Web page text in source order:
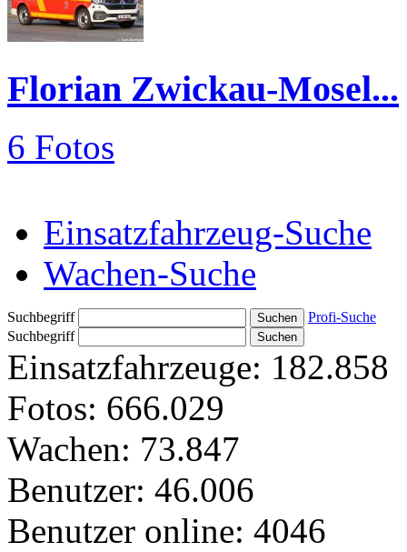
Florian Zwickau-Mosel...
6 Fotos
Einsatzfahrzeug-Suche
Wachen-Suche
Suchbegriff
Profi-Suche
Suchbegriff
Einsatzfahrzeuge: 182.858
Fotos: 666.029
Wachen: 73.847
Benutzer: 46.006
Benutzer online: 4046